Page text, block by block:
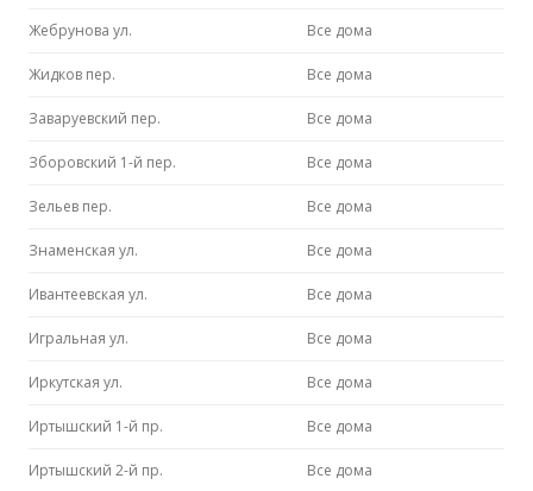
Жебрунова ул. Все дома
Жидков пер. Все дома
Заваруевский пер. Все дома
Зборовский 1-й пер. Все дома
Зельев пер. Все дома
Знаменская ул. Все дома
Ивантеевская ул. Все дома
Игральная ул. Все дома
Иркутская ул. Все дома
Иртышский 1-й пр. Все дома
Иртышский 2-й пр. Все дома